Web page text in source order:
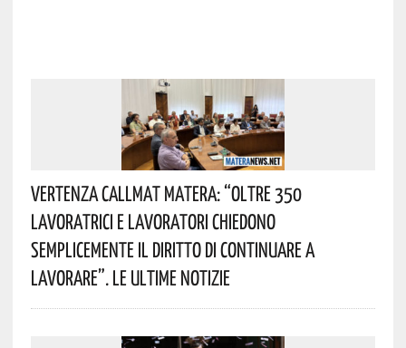
Vertenza CallMat Matera: “Oltre 350
Lavoratrici E Lavoratori Chiedono
Semplicemente Il Diritto Di Continuare A
Lavorare”. Le Ultime Notizie